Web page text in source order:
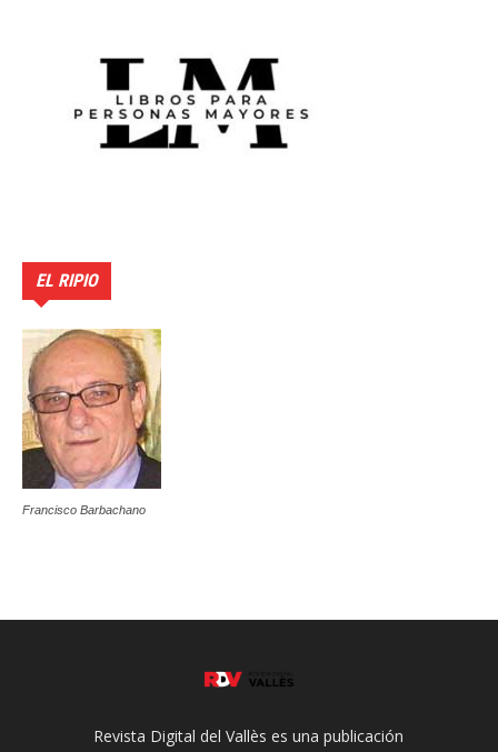
EL RIPIO
Francisco Barbachano
Revista Digital del Vallès es una publicación